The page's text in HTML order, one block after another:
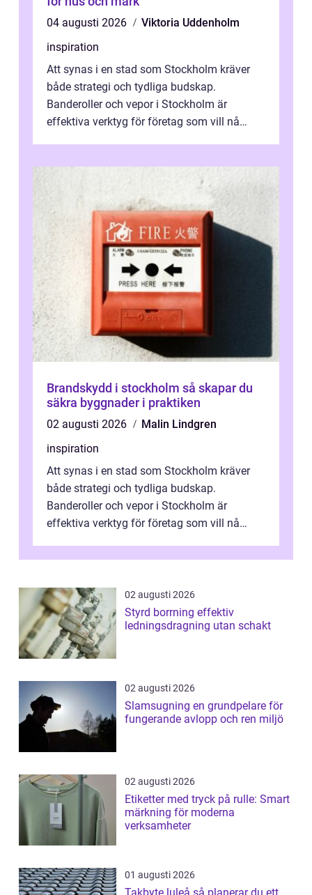
04 augusti 2026
Viktoria Uddenholm
inspiration
Att synas i en stad som Stockholm kräver
både strategi och tydliga budskap.
Banderoller och vepor i Stockholm är
effektiva verktyg för företag som vill nå
Brandskydd i stockholm så skapar du
säkra byggnader i praktiken
02 augusti 2026
Malin Lindgren
inspiration
Att synas i en stad som Stockholm kräver
både strategi och tydliga budskap.
Banderoller och vepor i Stockholm är
effektiva verktyg för företag som vill nå
02 augusti 2026
Styrd borrning effektiv
ledningsdragning utan schakt
02 augusti 2026
Slamsugning en grundpelare för
fungerande avlopp och ren miljö
02 augusti 2026
Etiketter med tryck på rulle: Smart
märkning för moderna
verksamheter
01 augusti 2026